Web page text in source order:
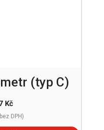
(typ C)
Kč
DPH)